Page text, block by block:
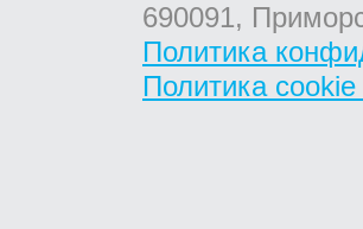
690091,
Политика
Политика